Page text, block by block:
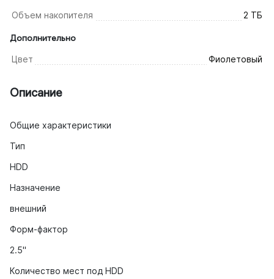
Объем накопителя 2 ТБ
Дополнительно
Цвет Фиолетовый
Описание
Общие характеристики
Тип
HDD
Назначение
внешний
Форм-фактор
2.5"
Количество мест под HDD